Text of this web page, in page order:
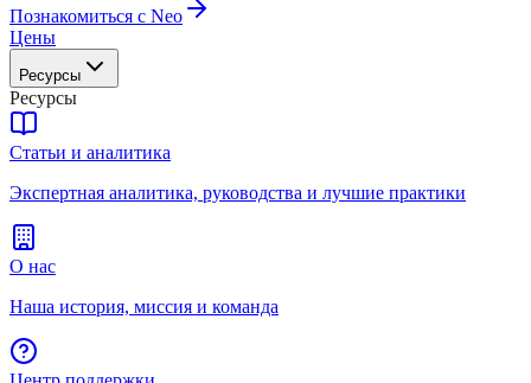
Познакомиться с Neo
Цены
Ресурсы
Ресурсы
Статьи и аналитика
Экспертная аналитика, руководства и лучшие практики
О нас
Наша история, миссия и команда